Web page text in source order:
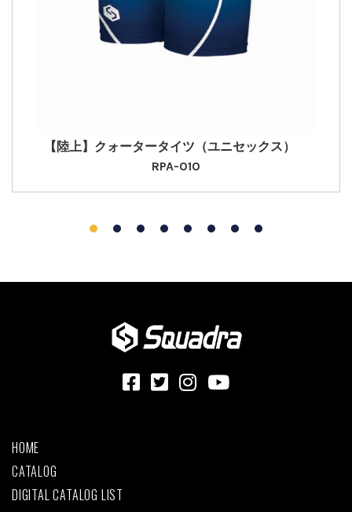
【陸上】クォータータイツ（ユニセックス）
RPA-010
HOME
CATALOG
DIGITAL CATALOG LIST